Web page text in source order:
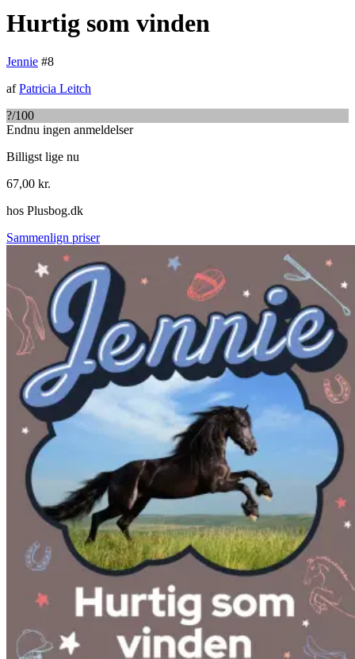
Hurtig som vinden
Jennie #8
afPatricia Leitch
?/100
Endnu ingen anmeldelser
Billigst lige nu
67,00 kr.
hos Plusbog.dk
Sammenlign priser